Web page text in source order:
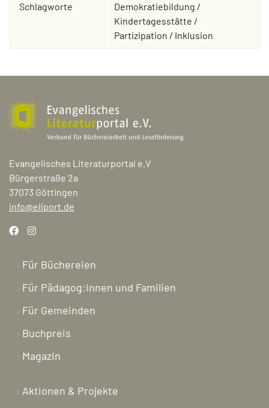
Schlagworte
Demokratiebildung /
Kindertagesstätte /
Partizipation / Inklusion
Evangelisches Literaturportal e.V
Bürgerstraße 2a
37073 Göttingen
info@eliport.de
Für Büchereien
Für Pädagog:innen und Familien
Für Gemeinden
Buchpreis
Magazin
Aktionen & Projekte